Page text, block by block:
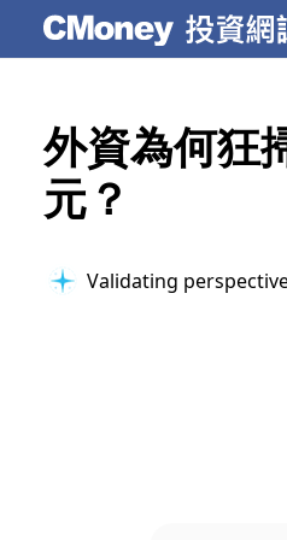
外資為何狂
元？
Validating